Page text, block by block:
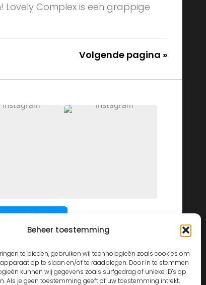
Beheer toestemming
te bieden, gebruiken wij technologieën zoals cookies om
op te slaan en/of te raadplegen. Door in te stemmen
kunnen wij gegevens zoals surfgedrag of unieke ID's op
Als je geen toestemming geeft of uw toestemming intrekt,
Lovely Complex is een grappige
Volgende pagina »
on Instagram